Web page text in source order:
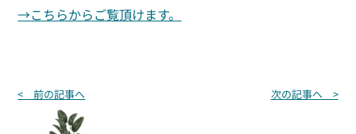
→こちらからご覧頂けます。
投
< 前の記事へ 次の記事へ >